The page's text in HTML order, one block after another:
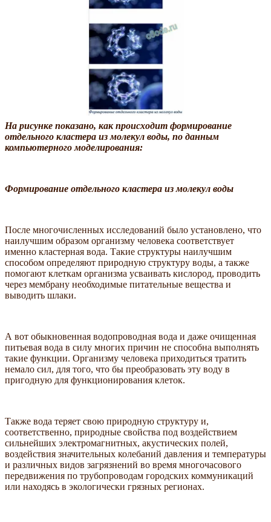
На рисунке показано, как происходит формирование
отдельного кластера из молекул воды, по данным
компьютерного моделирования:
Формирование отдельного кластера из молекул воды
После многочисленных исследований было установлено, что
наилучшим образом организму человека соответствует
именно кластерная вода. Такие структуры наилучшим
способом определяют природную структуру воды, а также
помогают клеткам организма усваивать кислород, проводить
через мембрану необходимые питательные вещества и
выводить шлаки.
А вот обыкновенная водопроводная вода и даже очищенная
питьевая вода в силу многих причин не способна выполнять
такие функции. Организму человека приходиться тратить
немало сил, для того, что бы преобразовать эту воду в
пригодную для функционирования клеток.
Также вода теряет свою природную структуру и,
соответственно, природные свойства под воздействием
сильнейших электромагнитных, акустических полей,
воздействия значительных колебаний давления и температуры
и различных видов загрязнений во время многочасового
передвижения по трубопроводам городских коммуникаций
или находясь в экологически грязных регионах.